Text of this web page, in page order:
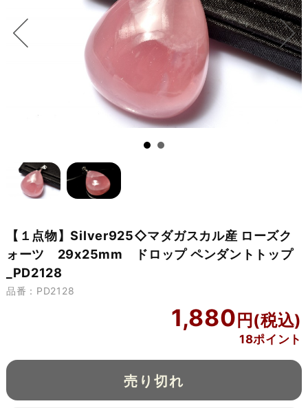
【１点物】Silver925◇マダガスカル産 ローズク
ォーツ 29x25mm ドロップ ペンダントトップ
_PD2128
品番：PD2128
1,880
18ポイント
売り切れ